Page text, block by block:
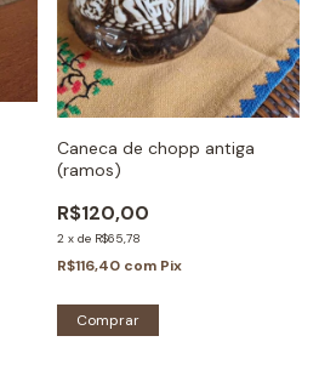
Caneca de chopp antiga
(ramos)
R$120,00
2 x de R$65,78
R$116,40 com Pix